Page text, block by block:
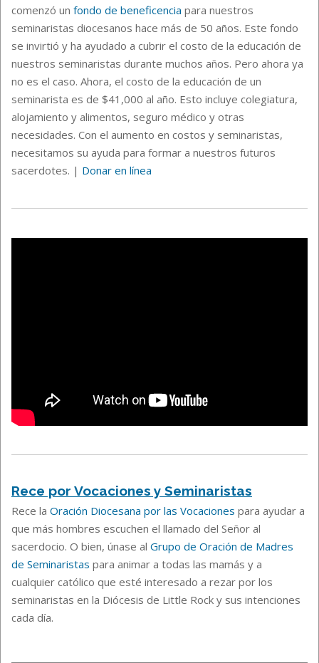
comenzó un fondo de beneficencia para nuestros
seminaristas diocesanos hace más de 50 años. Este fondo
se invirtió y ha ayudado a cubrir el costo de la educación de
nuestros seminaristas durante muchos años. Pero ahora ya
no es el caso. Ahora, el costo de la educación de un
seminarista es de $41,000 al año. Esto incluye colegiatura,
alojamiento y alimentos, seguro médico y otras
necesidades. Con el aumento en costos y seminaristas,
necesitamos su ayuda para formar a nuestros futuros
sacerdotes. | Donar en línea
Rece por Vocaciones y Seminaristas
Rece la Oración Diocesana por las Vocaciones para ayudar a
que más hombres escuchen el llamado del Señor al
sacerdocio. O bien, únase al Grupo de Oración de Madres
de Seminaristas para animar a todas las mamás y a
cualquier católico que esté interesado a rezar por los
seminaristas en la Diócesis de Little Rock y sus intenciones
cada día.